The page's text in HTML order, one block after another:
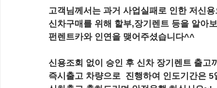
고객님께서는 과거 사업실패로 인한 저신
신차구매를 위해 할부,장기렌트 등을 알아
펀렌트카와 인연을 맺어주셨습니다^^
신용조회 없이 승인 후 신차 장기렌트 출고
즉시출고 차량으로  진행하여 인도기간은